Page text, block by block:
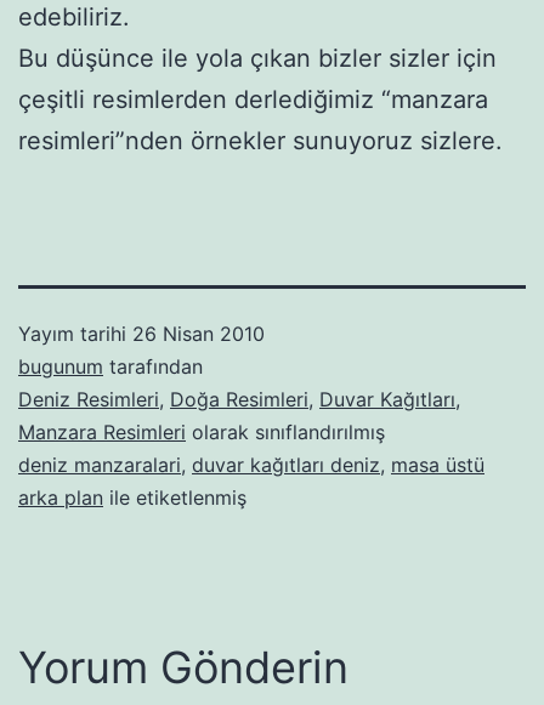
edebiliriz.
Bu düşünce ile yola çıkan bizler sizler için
çeşitli resimlerden derlediğimiz “manzara
resimleri”nden örnekler sunuyoruz sizlere.
Yayım tarihi 26 Nisan 2010
bugunum tarafından
Deniz Resimleri, Doğa Resimleri, Duvar Kağıtları,
Manzara Resimleri olarak sınıflandırılmış
deniz manzaralari, duvar kağıtları deniz, masa üstü
arka plan ile etiketlenmiş
Yorum Gönderin